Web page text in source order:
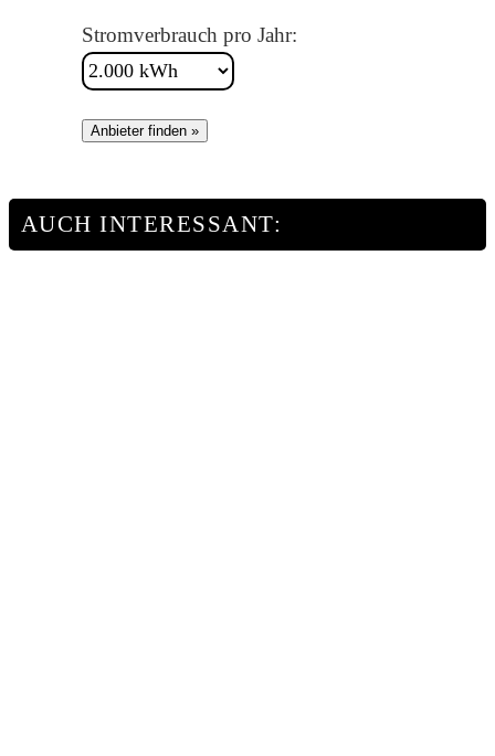
Stromverbrauch pro Jahr:
Anbieter finden »
AUCH INTERESSANT: